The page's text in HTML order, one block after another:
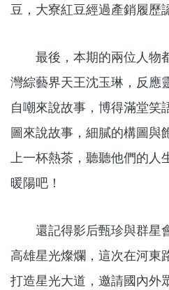
豆，大寮紅豆經過產銷履歷
最後，本期的兩位人物
灣綜藝界天王沈玉琳，反應
自嘲來說故事，博得滿堂笑
圖來說故事，細膩的構圖與
上一杯熱茶，聽聽他們的
暖陽吧！
還記得影后甄珍與群星
高雄星光燦爛，這次在河東
打造星光大道，邀請國內外